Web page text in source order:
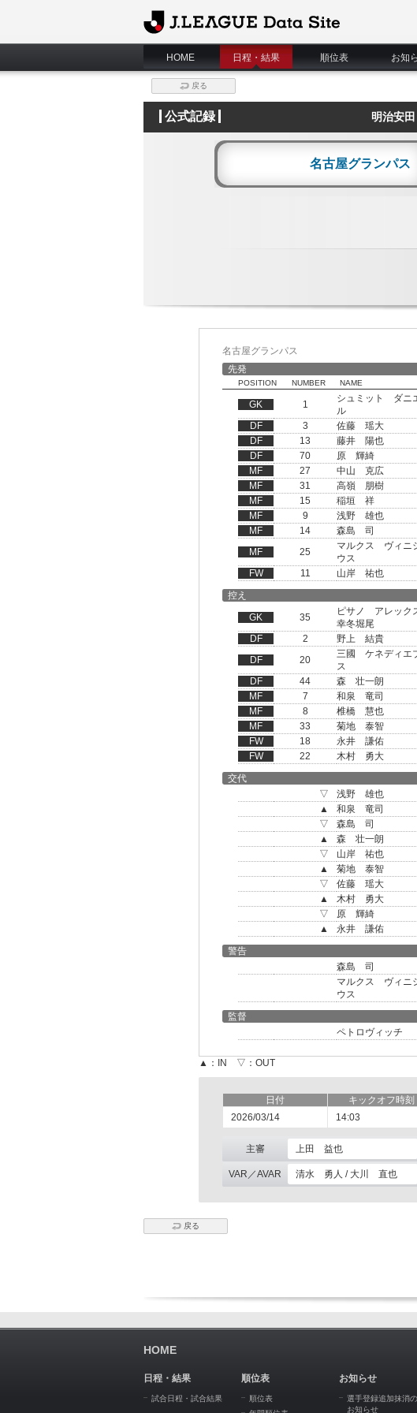
J.League Data Site
HOME 日程・結果 順位表 お知
戻る
公式記録 明治安
名古屋グランパス
名古屋グランパス
先発
POSITION NUMBER NAME
GK 1
シュミット ダニ
ル
DF
3
佐藤 瑶大
DF
13
藤井 陽也
DF
70
原 輝綺
MF
27
中山 克広
MF
31
高嶺 朋樹
MF
15
稲垣 祥
MF
9
浅野 雄也
MF
14
森島 司
MF
25
マルクス ヴィニ
ウス
FW
11 山岸 祐也
控え
GK
35
ピサノ アレック
幸冬堀尾
DF
2
野上 結貴
DF
20
三國 ケネディエ
ス
DF
44
森 壮一朗
MF
7
和泉 竜司
MF
8
椎橋 慧也
MF
33
菊地 泰智
FW
18
永井 謙佑
FW
22 木村 勇大
交代
▽
浅野 雄也
▲
和泉 竜司
▽
森島 司
▲
森 壮一朗
▽
山岸 祐也
▲
菊地 泰智
▽
佐藤 瑶大
▲
木村 勇大
▽
原 輝綺
▲
永井 謙佑
警告
森島 司
マルクス ヴィニ
ウス
監督
ペトロヴィッチ
▲：IN ▽：OUT
日付 キックオフ時刻
2026/03/14
14:03
主審 上田 益也
VAR／AVAR 清水 勇人 / 大川 直也
戻る
HOME
日程・結果
試合日程・試合結果
順位表
順位表
お知らせ
選手登録追加抹消の
お知らせ